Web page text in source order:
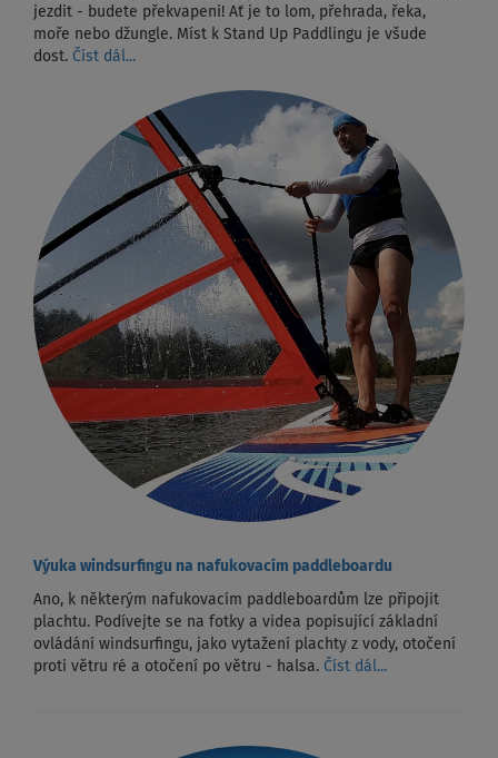
jezdit - budete překvapeni! Ať je to lom, přehrada, řeka,
moře nebo džungle. Míst k Stand Up Paddlingu je všude
dost. Číst dál...
Výuka windsurfingu na nafukovacím paddleboardu
Ano, k některým nafukovacím paddleboardům lze připojit
plachtu. Podívejte se na fotky a videa popisující základní
ovládání windsurfingu, jako vytažení plachty z vody, otočení
proti větru ré a otočení po větru - halsa. Číst dál...